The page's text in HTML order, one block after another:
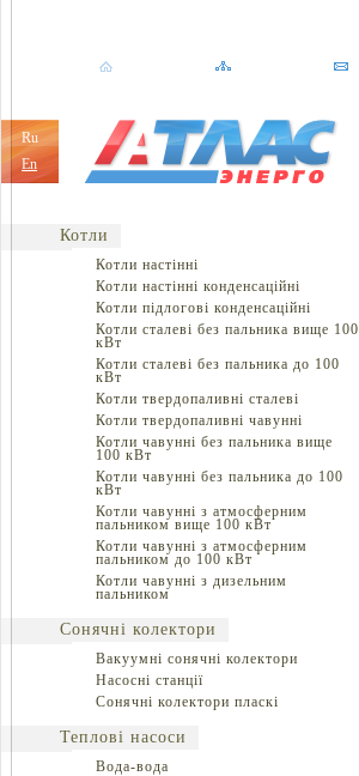
Ru
En
Котли
Котли настінні
Котли настінні конденсаційні
Котли підлогові конденсаційні
Котли сталеві без пальника вище 100
кВт
Котли сталеві без пальника до 100
кВт
Котли твердопаливні сталеві
Котли твердопаливні чавунні
Котли чавунні без пальника вище
100 кВт
Котли чавунні без пальника до 100
кВт
Котли чавунні з атмосферним
пальником вище 100 кВт
Котли чавунні з атмосферним
пальником до 100 кВт
Котли чавунні з дизельним
пальником
Сонячні колектори
Вакуумні сонячні колектори
Насосні станції
Сонячні колектори пласкі
Теплові насоси
Вода-вода